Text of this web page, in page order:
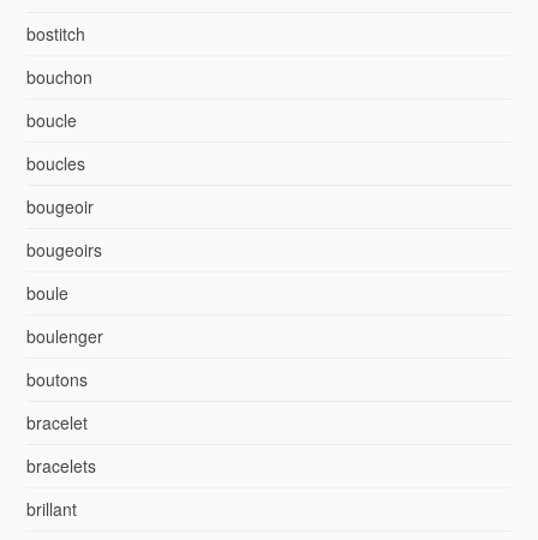
bostitch
bouchon
boucle
boucles
bougeoir
bougeoirs
boule
boulenger
boutons
bracelet
bracelets
brillant